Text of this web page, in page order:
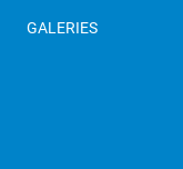
GALERIES